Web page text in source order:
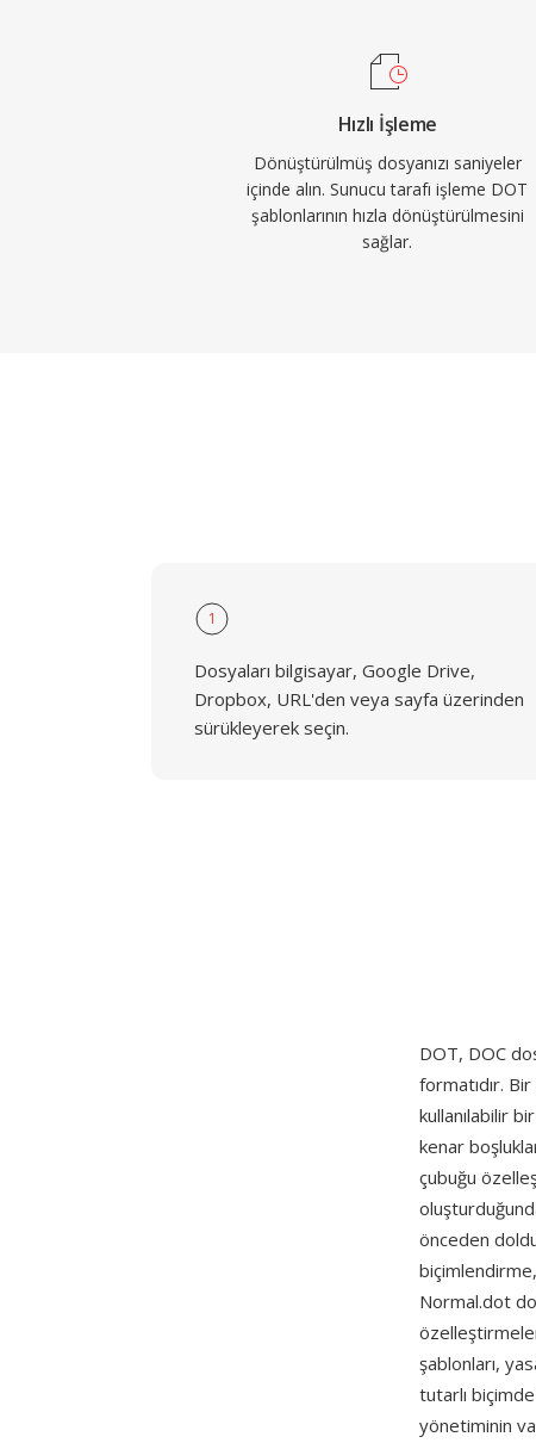
Hızlı İşleme
Dönüştürülmüş dosyanızı saniyeler
içinde alın. Sunucu tarafı işleme DOT
şablonlarının hızla dönüştürülmesini
sağlar.
1
Dosyaları bilgisayar, Google Drive,
Dropbox, URL'den veya sayfa üzerinden
sürükleyerek seçin.
DOT, DOC
formatıdır.
kullanılabilir
kenar
çubuğu
önceden
Normal.dot
şablonları,
tutarlı
yönetiminin